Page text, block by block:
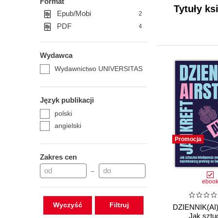
Epub/Mobi
2
PDF 4
Wydawca
Wydawnictwo UNIVERSITAS
Język publikacji
polski
angielski
Zakres cen
–
Wyczyść
Tytuły
Promocja
ebook
Jak